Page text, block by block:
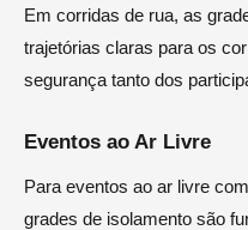
Em corridas de rua, as
trajetórias claras para os
segurança tanto dos
Eventos ao Ar Livre
Para eventos ao ar livre
grades de isolamento são